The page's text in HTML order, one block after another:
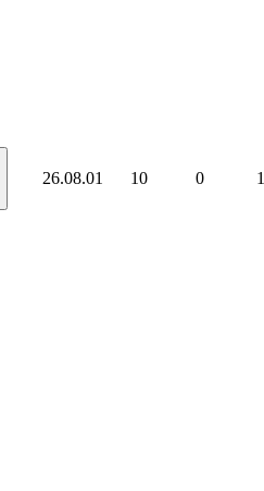
26.08.01 10 0 1